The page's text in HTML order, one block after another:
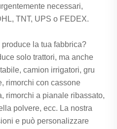
necessari,
TNT, UPS o FEDEX.
la tua fabbrica?
solo trattori, ma anche
camion irrigatori, gru
rimorchi con cassone
rimorchi a pianale ribassato,
polvere, ecc. La nostra
e può personalizzare